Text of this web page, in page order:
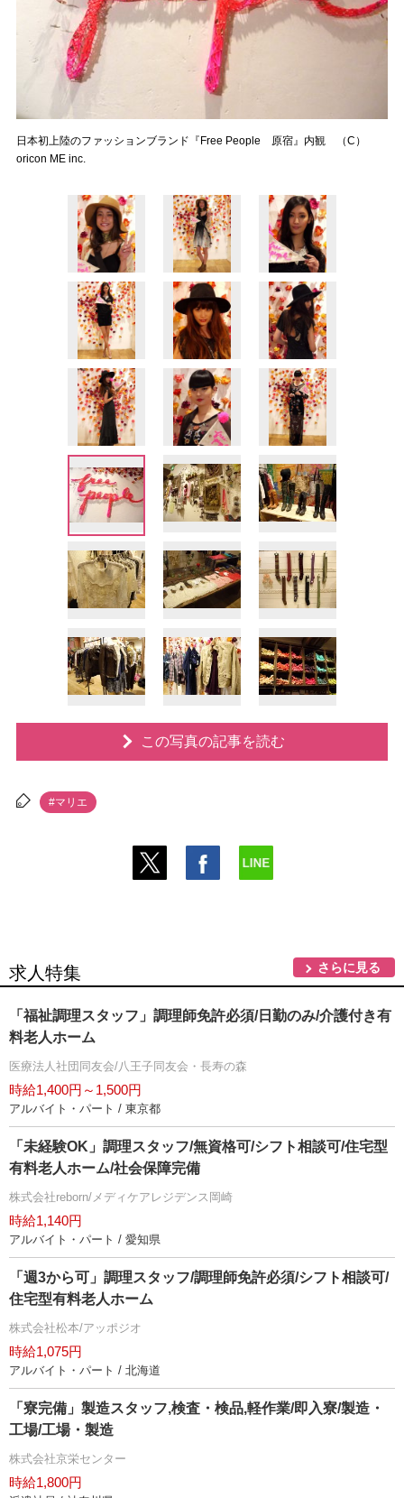
日本初上陸のファッションブランド『Free People 原宿』内観 （C）
oricon ME inc.
この写真の記事を読む
#マリエ
求人特集 さらに見る
「福祉調理スタッフ」調理師免許必須/日勤のみ/介護付き有
料老人ホーム
医療法人社団同友会/八王子同友会・長寿の森
時給1,400円～1,500円
アルバイト・パート / 東京都
「未経験OK」調理スタッフ/無資格可/シフト相談可/住宅型
有料老人ホーム/社会保障完備
株式会社reborn/メディケアレジデンス岡崎
時給1,140円
アルバイト・パート / 愛知県
「週3から可」調理スタッフ/調理師免許必須/シフト相談可/
住宅型有料老人ホーム
株式会社松本/アッポジオ
時給1,075円
アルバイト・パート / 北海道
「寮完備」製造スタッフ,検査・検品,軽作業/即入寮/製造・
工場/工場・製造
株式会社京栄センター
時給1,800円